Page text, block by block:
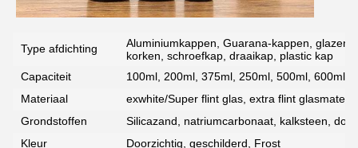
Type afdichting
Aluminiumkappen, Guarana-kappen, glazen
korken, schroefkap, draaikap, plastic kap
Capaciteit
100ml, 200ml, 375ml, 250ml, 500ml, 600ml,
Materiaal
exwhite/Super flint glas, extra flint
Grondstoffen
Silicazand, natriumcarbonaat, kalksteen,
Kleur
Doorzichtig, geschilderd, Frost